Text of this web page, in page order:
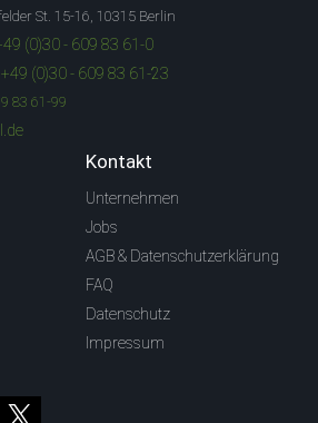
St. 15-16, 10315 Berlin
(0)30 - 609 83 61-0
+49 (0)30 - 609 83 61-23
83 61-99
Kontakt
Unternehmen
Jobs
AGB & Datenschutzerklärung
FAQ
Datenschutz
Impressum